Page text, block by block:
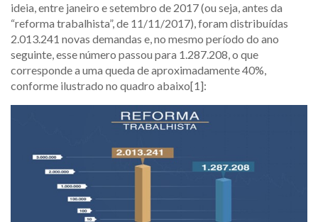
ideia, entre janeiro e setembro de 2017 (ou seja, antes da
“reforma trabalhista”, de 11/11/2017), foram distribuídas
2.013.241 novas demandas e, no mesmo período do ano
seguinte, esse número passou para 1.287.208, o que
corresponde a uma queda de aproximadamente 40%,
conforme ilustrado no quadro abaixo[1]: